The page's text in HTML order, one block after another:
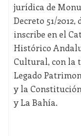
jurídica de
Decreto 51/2012,
inscribe en el
Histórico
Cultural, con la
Legado
y la Constitución
y La Bahía.